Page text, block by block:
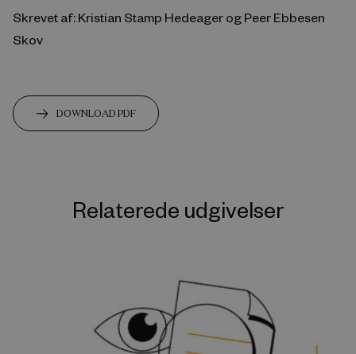
Skrevet af: Kristian Stamp Hedeager og Peer Ebbesen
Skov
DOWNLOAD PDF
Relaterede udgivelser